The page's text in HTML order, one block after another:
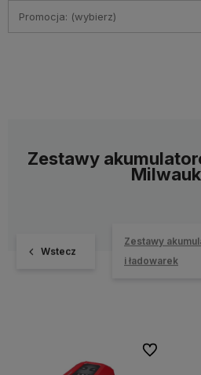
Promocja: (wybierz)
Zestawy
Wstecz
Zestawy
i ładowarek
Do